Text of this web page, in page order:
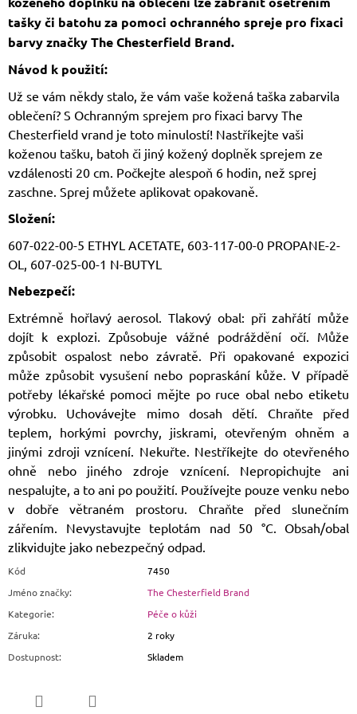
tašky či batohu za pomoci ochranného spreje pro fixaci
barvy značky The Chesterfield Brand.
Návod k použití:
Už se vám někdy stalo, že vám vaše kožená taška zabarvila
oblečení? S Ochranným sprejem pro fixaci barvy The
Chesterfield vrand je toto minulostí! Nastříkejte vaši
koženou tašku, batoh či jiný kožený doplněk sprejem ze
vzdálenosti 20 cm. Počkejte alespoň 6 hodin, než sprej
zaschne. Sprej můžete aplikovat opakovaně.
Složení:
607-022-00-5 ETHYL ACETATE, 603-117-00-0 PROPANE-2-
OL, 607-025-00-1 N-BUTYL
Nebezpečí:
Extrémně hořlavý aerosol. Tlakový obal: při zahřátí může
dojít k explozi. Způsobuje vážné podráždění očí. Může
způsobit ospalost nebo závratě. Při opakované expozici
může způsobit vysušení nebo popraskání kůže. V případě
potřeby lékařské pomoci mějte po ruce obal nebo etiketu
výrobku. Uchovávejte mimo dosah dětí. Chraňte před
teplem, horkými povrchy, jiskrami, otevřeným ohněm a
jinými zdroji vznícení. Nekuřte. Nestříkejte do otevřeného
ohně nebo jiného zdroje vznícení. Nepropichujte ani
nespalujte, a to ani po použití. Používejte pouze venku nebo
v dobře větraném prostoru. Chraňte před slunečním
zářením. Nevystavujte teplotám nad 50 °C. Obsah/obal
zlikvidujte jako nebezpečný odpad.
Kód
7450
Jméno značky:
The Chesterfield Brand
Kategorie:
Péče o kůži
Záruka:
2 roky
Dostupnost: Skladem